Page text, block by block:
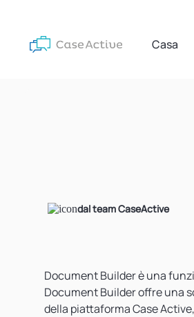
Casa
dal team CaseActive
Document Builder è una
Document Builder offre una
della piattaforma Case